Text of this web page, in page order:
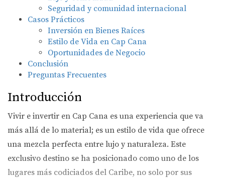
Seguridad y comunidad internacional
Casos Prácticos
Inversión en Bienes Raíces
Estilo de Vida en Cap Cana
Oportunidades de Negocio
Conclusión
Preguntas Frecuentes
Introducción
Vivir e invertir en Cap Cana es una experiencia que va
más allá de lo material; es un estilo de vida que ofrece
una mezcla perfecta entre lujo y naturaleza. Este
exclusivo destino se ha posicionado como uno de los
lugares más codiciados del Caribe, no solo por sus